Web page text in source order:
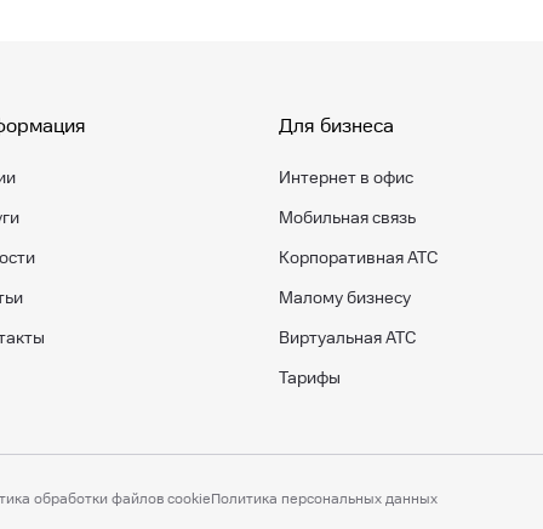
Для бизнеса
Интернет в офис
Мобильная связь
Корпоративная АТС
Малому бизнесу
Виртуальная АТС
Тарифы
обработки файлов cookieПолитика персональных данных